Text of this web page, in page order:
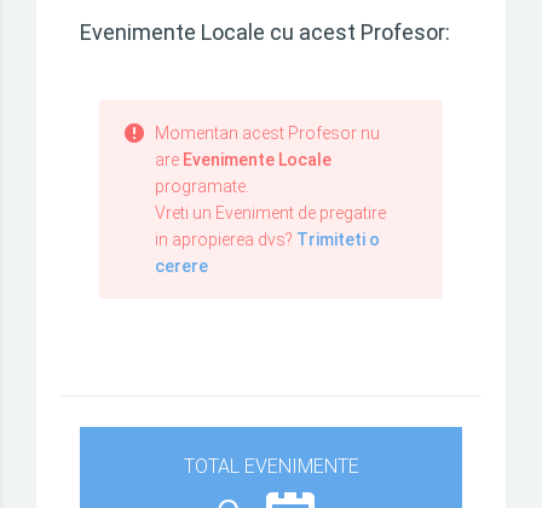
Evenimente Locale cu acest Profesor:
Momentan acest Profesor nu
are Evenimente Locale
programate.
Vreti un Eveniment de pregatire
in apropierea dvs? Trimiteti o
cerere
TOTAL EVENIMENTE